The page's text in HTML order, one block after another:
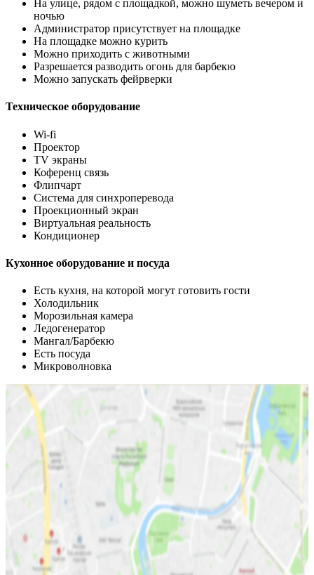
На улице, рядом с площадкой, можно шуметь вечером и
ночью
Администратор присутствует на площадке
На площадке можно курить
Можно приходить с животными
Разрешается разводить огонь для барбекю
Можно запускать фейрверки
Техническое оборудование
Wi-fi
Проектор
TV экраны
Коференц связь
Флипчарт
Система для синхроперевода
Проекционный экран
Виртуальная реальность
Кондиционер
Кухонное оборудование и посуда
Есть кухня, на которой могут готовить гости
Холодильник
Морозильная камера
Ледогенератор
Мангал/Барбекю
Есть посуда
Микроволновка